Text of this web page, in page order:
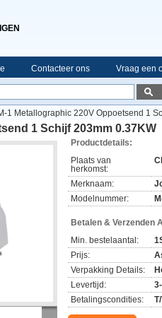
Contacteer ons Vraag een
1 Metallographic 220V Oppoetsend 1
1 Schijf 203mm 0.37KW
Productdetails:
Plaats van
herkomst:
Merknaam:
Modelnummer:
Betalen & Verzenden
Min. bestelaantal:
Prijs:
Verpakking Details:
Levertijd:
Betalingscondities: